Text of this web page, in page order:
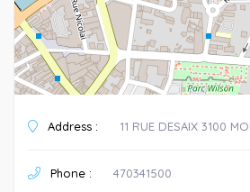
Address : 11 RUE DESAIX 3100
Phone : 470341500